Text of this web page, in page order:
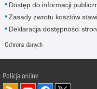
Dostęp do informacji
Zasady zwrotu kosztów
Deklaracja dostępności
Ochrona danych
Policja online